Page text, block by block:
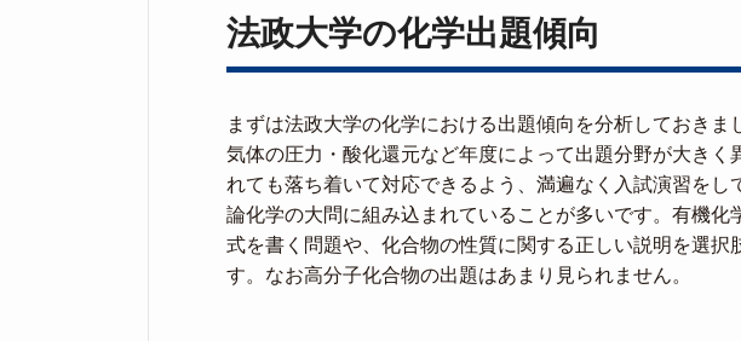
法政大学の化学出題傾向
まずは法政大学の化学における出題傾向を分析しておきま
気体の圧力・酸化還元など年度によって出題分野が大きく
れても落ち着いて対応できるよう、満遍なく入試演習をし
論化学の大問に組み込まれていることが多いです。有機化
式を書く問題や、化合物の性質に関する正しい説明を選択
す。なお高分子化合物の出題はあまり見られません。